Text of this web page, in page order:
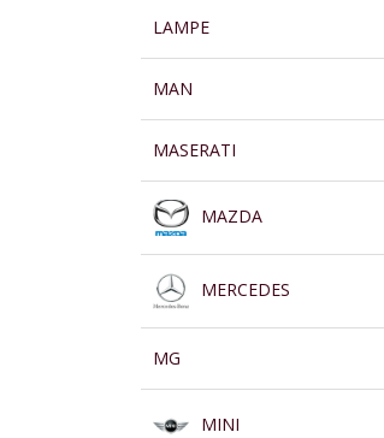
LAMPE
MAN
MASERATI
MAZDA
MERCEDES
MG
MINI